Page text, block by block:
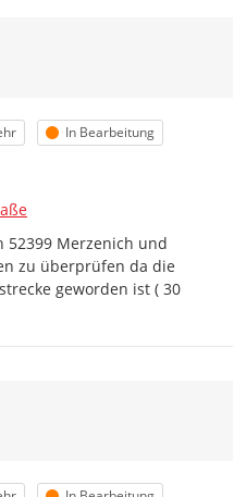
Status
In Bearbeitung
Merzenich und
zu überprüfen da die
geworden ist ( 30